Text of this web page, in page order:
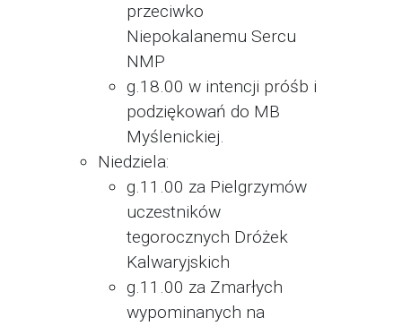
przeciwko
Niepokalanemu Sercu
NMP
g.18.00 w intencji próśb i
podziękowań do MB
Myślenickiej.
Niedziela:
g.11.00 za Pielgrzymów
uczestników
tegorocznych Dróżek
Kalwaryjskich
g.11.00 za Zmarłych
wypominanych na